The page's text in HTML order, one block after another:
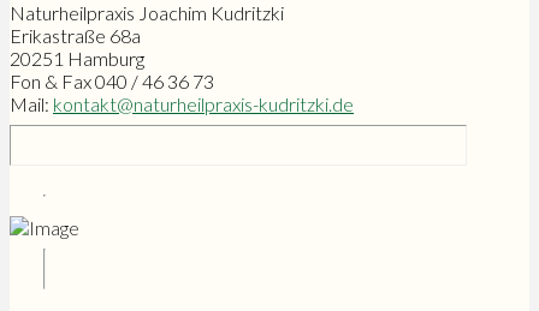
Naturheilpraxis Joachim Kudritzki
Erikastraße 68a
20251 Hamburg
Fon & Fax 040 / 46 36 73
Mail: kontakt@naturheilpraxis-kudritzki.de